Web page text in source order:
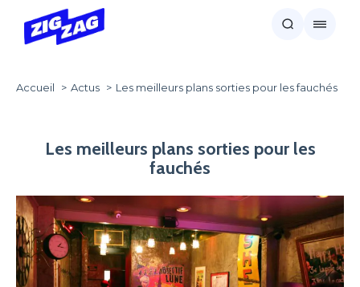
Accueil Actus Les meilleurs plans sorties pour les fauchés
Les meilleurs plans sorties pour les
fauchés